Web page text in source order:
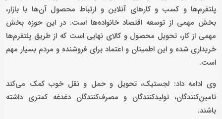
پلتفرم‌ها و کسب و کارهای آنلاین و ارتباط محصول آن‌ها با بازار،
بخش مهمی از توسعه اقتصاد خانواده‌ها است. در این حوزه بخش
مهمی از کار، تحویل محصول و کالای نهایی است که از طریق پلتفرم‌ها
خریداری شده و این اطمینان و اعتماد برای فروشنده و مردم بسیار مهم
است.
وی ادامه داد: لجستیک، تحویل و حمل و نقل خوب کمک می‌کند
تامین‌کنندگان، تولیدکنندگان و مصرف‌کنندگان دغدغه کمتری داشته
باشند.